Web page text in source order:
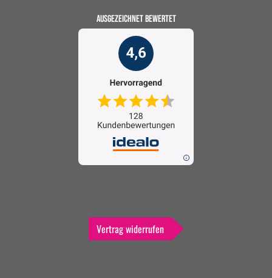
AUSGEZEICHNET BEWERTET
Vertrag widerrufen